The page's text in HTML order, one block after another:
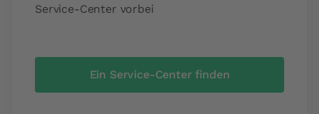
Service-Center vorbei
Ein Service-Center finden